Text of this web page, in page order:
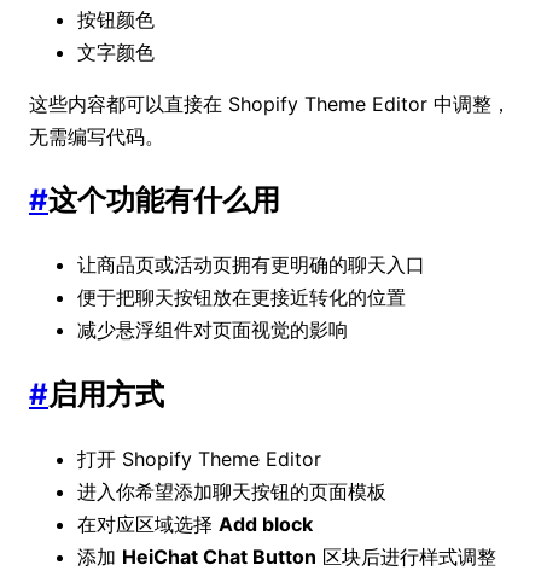
按钮颜色
文字颜色
这些内容都可以直接在 Shopify Theme Editor 中调整，
无需编写代码。
#这个功能有什么用
让商品页或活动页拥有更明确的聊天入口
便于把聊天按钮放在更接近转化的位置
减少悬浮组件对页面视觉的影响
#启用方式
打开 Shopify Theme Editor
进入你希望添加聊天按钮的页面模板
在对应区域选择 Add block
添加 HeiChat Chat Button 区块后进行样式调整